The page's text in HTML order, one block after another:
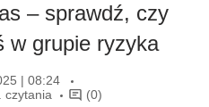
– sprawdź, czy
w grupie ryzyka
| 08:24
czytania
(0)